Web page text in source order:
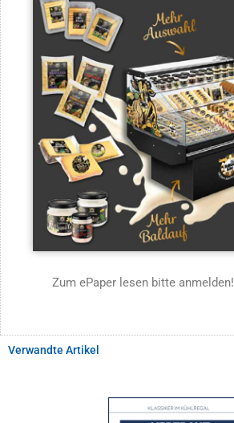
Zum ePaper lesen bitte anmelden!
Verwandte Artikel